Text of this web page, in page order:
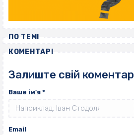
ПО ТЕМІ
КОМЕНТАРІ
Залиште свій коментар
Ваше ім'я *
Email